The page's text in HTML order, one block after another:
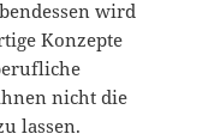
wird
Konzepte
nicht die
lassen.